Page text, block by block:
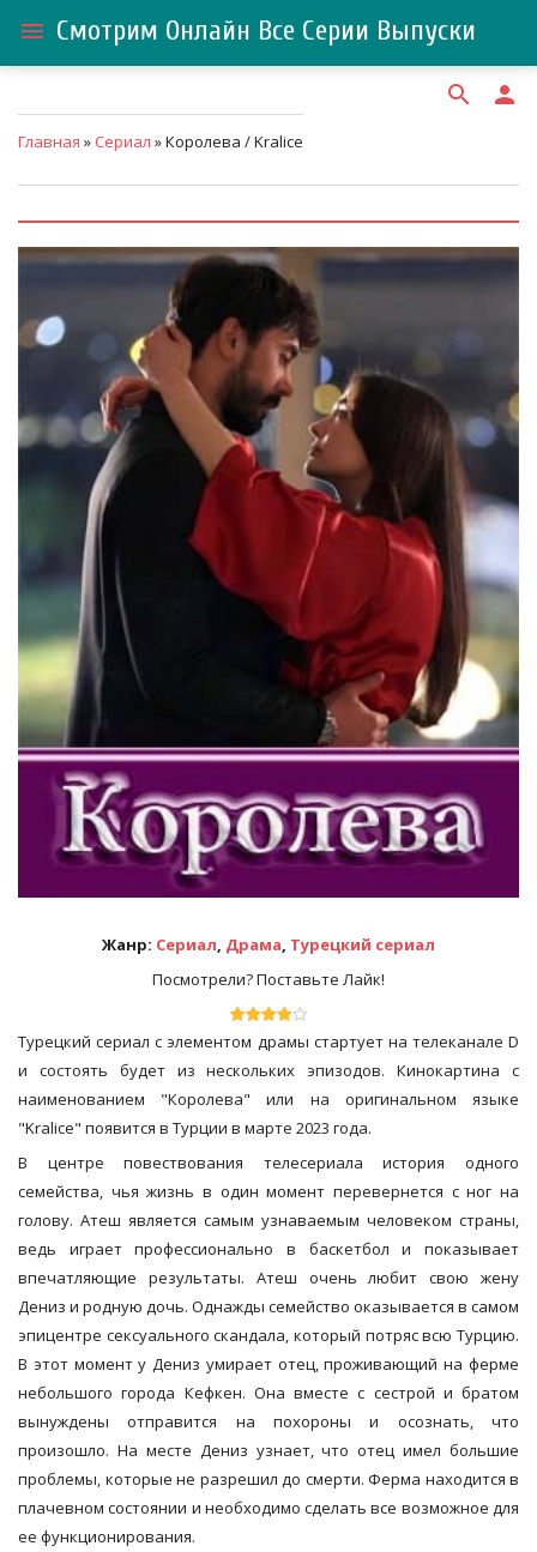
menu Смотрим Онлайн Все Серии Выпуски
search person
Главная » Сериал » Королева / Kralice
Жанр: Сериал, Драма, Турецкий сериал
Посмотрели? Поставьте Лайк!
Турецкий сериал с элементом драмы стартует на телеканале D
и состоять будет из нескольких эпизодов. Кинокартина с
наименованием "Королева" или на оригинальном языке
"Kralice" появится в Турции в марте 2023 года.
В центре повествования телесериала история одного
семейства, чья жизнь в один момент перевернется с ног на
голову. Атеш является самым узнаваемым человеком страны,
ведь играет профессионально в баскетбол и показывает
впечатляющие результаты. Атеш очень любит свою жену
Дениз и родную дочь. Однажды семейство оказывается в самом
эпицентре сексуального скандала, который потряс всю Турцию.
В этот момент у Дениз умирает отец, проживающий на ферме
небольшого города Кефкен. Она вместе с сестрой и братом
вынуждены отправится на похороны и осознать, что
произошло. На месте Дениз узнает, что отец имел большие
проблемы, которые не разрешил до смерти. Ферма находится в
плачевном состоянии и необходимо сделать все возможное для
ее функционирования.